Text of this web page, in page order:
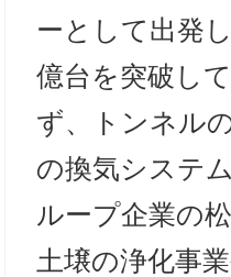
ーとして出発
億台を突破し
ず、トンネル
の換気システ
ループ企業の
土壌の浄化事